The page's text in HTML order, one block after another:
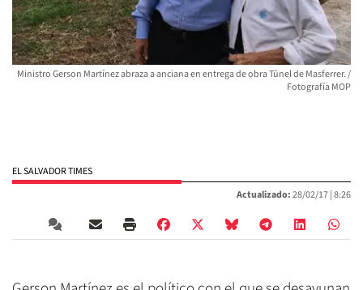
Ministro Gerson Martínez abraza a anciana en entrega de obra Túnel de Masferrer. /
Fotografía MOP
EL SALVADOR TIMES
Actualizado:28/02/17 |8:26